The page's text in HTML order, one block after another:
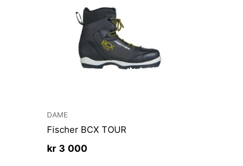
DAME
Fischer BCX TOUR
kr3 000